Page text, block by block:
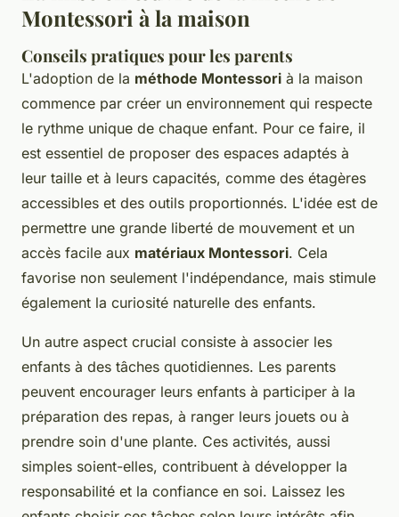
Montessori à la maison
Conseils pratiques pour les parents
L'adoption de la méthode Montessori à la maison
commence par créer un environnement qui respecte
le rythme unique de chaque enfant. Pour ce faire, il
est essentiel de proposer des espaces adaptés à
leur taille et à leurs capacités, comme des étagères
accessibles et des outils proportionnés. L'idée est de
permettre une grande liberté de mouvement et un
accès facile aux matériaux Montessori. Cela
favorise non seulement l'indépendance, mais stimule
également la curiosité naturelle des enfants.
Un autre aspect crucial consiste à associer les
enfants à des tâches quotidiennes. Les parents
peuvent encourager leurs enfants à participer à la
préparation des repas, à ranger leurs jouets ou à
prendre soin d'une plante. Ces activités, aussi
simples soient-elles, contribuent à développer la
responsabilité et la confiance en soi. Laissez les